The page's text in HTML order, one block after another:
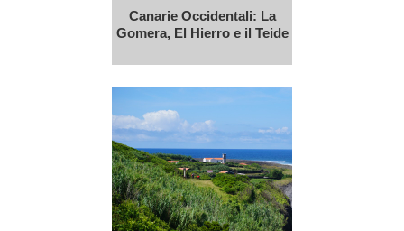
Canarie Occidentali: La
Gomera, El Hierro e il Teide